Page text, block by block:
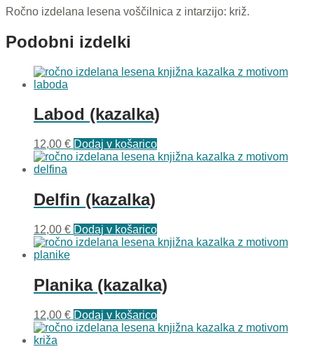
Ročno izdelana lesena voščilnica z intarzijo: križ.
Podobni izdelki
Labod (kazalka)
12,00 € Dodaj v košarico
Delfin (kazalka)
12,00 € Dodaj v košarico
Planika (kazalka)
12,00 € Dodaj v košarico